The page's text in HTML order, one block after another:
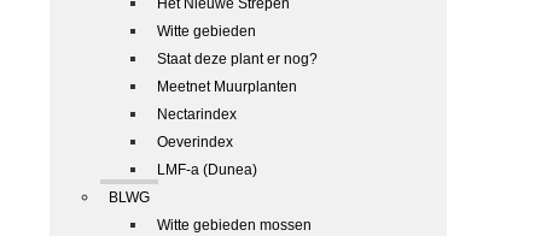
Het Nieuwe Strepen
Witte gebieden
Staat deze plant er nog?
Meetnet Muurplanten
Nectarindex
Oeverindex
LMF-a (Dunea)
BLWG
Witte gebieden mossen